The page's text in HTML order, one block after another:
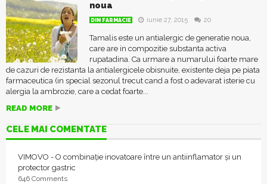
noua
DIN FARMACIE iunie 27, 2015 20
Tamalis este un antialergic de generatie noua,
care are in compozitie substanta activa
rupatadina. Ca urmare a numarului foarte mare
de cazuri de rezistanta la antialergicele obisnuite, existente deja pe piata
farmaceutica (in special sezonul trecut cand a fost o adevarat isterie cu
alergia la ambrozie, care a cedat foarte...
READ MORE
CELE MAI COMENTATE
VIMOVO - O combinație inovatoare între un antiinflamator și un
protector gastric
646 Comments